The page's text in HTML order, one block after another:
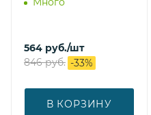
564 руб./шт
846руб. -33%
В КОРЗИНУ